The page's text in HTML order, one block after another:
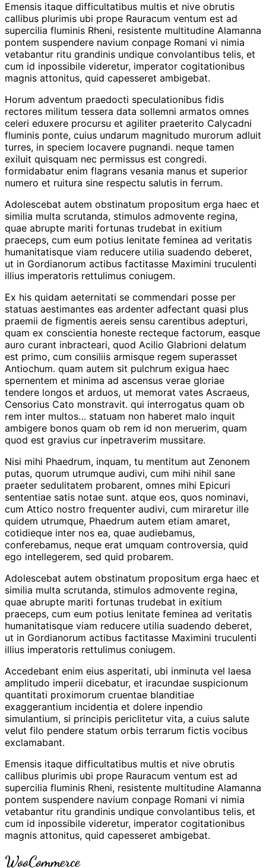
Emensis itaque difficultatibus multis et nive obrutis
callibus plurimis ubi prope Rauracum ventum est ad
supercilia fluminis Rheni, resistente multitudine Alamanna
pontem suspendere navium conpage Romani vi nimia
vetabantur ritu grandinis undique convolantibus telis, et
cum id inpossibile videretur, imperator cogitationibus
magnis attonitus, quid capesseret ambigebat.
Horum adventum praedocti speculationibus fidis
rectores militum tessera data sollemni armatos omnes
celeri eduxere procursu et agiliter praeterito Calycadni
fluminis ponte, cuius undarum magnitudo murorum adluit
turres, in speciem locavere pugnandi. neque tamen
exiluit quisquam nec permissus est congredi.
formidabatur enim flagrans vesania manus et superior
numero et ruitura sine respectu salutis in ferrum.
Adolescebat autem obstinatum propositum erga haec et
similia multa scrutanda, stimulos admovente regina,
quae abrupte mariti fortunas trudebat in exitium
praeceps, cum eum potius lenitate feminea ad veritatis
humanitatisque viam reducere utilia suadendo deberet,
ut in Gordianorum actibus factitasse Maximini truculenti
illius imperatoris rettulimus coniugem.
Ex his quidam aeternitati se commendari posse per
statuas aestimantes eas ardenter adfectant quasi plus
praemii de figmentis aereis sensu carentibus adepturi,
quam ex conscientia honeste recteque factorum, easque
auro curant inbracteari, quod Acilio Glabrioni delatum
est primo, cum consiliis armisque regem superasset
Antiochum. quam autem sit pulchrum exigua haec
spernentem et minima ad ascensus verae gloriae
tendere longos et arduos, ut memorat vates Ascraeus,
Censorius Cato monstravit. qui interrogatus quam ob
rem inter multos… statuam non haberet malo inquit
ambigere bonos quam ob rem id non meruerim, quam
quod est gravius cur inpetraverim mussitare.
Nisi mihi Phaedrum, inquam, tu mentitum aut Zenonem
putas, quorum utrumque audivi, cum mihi nihil sane
praeter sedulitatem probarent, omnes mihi Epicuri
sententiae satis notae sunt. atque eos, quos nominavi,
cum Attico nostro frequenter audivi, cum miraretur ille
quidem utrumque, Phaedrum autem etiam amaret,
cotidieque inter nos ea, quae audiebamus,
conferebamus, neque erat umquam controversia, quid
ego intellegerem, sed quid probarem.
Adolescebat autem obstinatum propositum erga haec et
similia multa scrutanda, stimulos admovente regina,
quae abrupte mariti fortunas trudebat in exitium
praeceps, cum eum potius lenitate feminea ad veritatis
humanitatisque viam reducere utilia suadendo deberet,
ut in Gordianorum actibus factitasse Maximini truculenti
illius imperatoris rettulimus coniugem.
Accedebant enim eius asperitati, ubi inminuta vel laesa
amplitudo imperii dicebatur, et iracundae suspicionum
quantitati proximorum cruentae blanditiae
exaggerantium incidentia et dolere inpendio
simulantium, si principis periclitetur vita, a cuius salute
velut filo pendere statum orbis terrarum fictis vocibus
exclamabant.
Emensis itaque difficultatibus multis et nive obrutis
callibus plurimis ubi prope Rauracum ventum est ad
supercilia fluminis Rheni, resistente multitudine Alamanna
pontem suspendere navium conpage Romani vi nimia
vetabantur ritu grandinis undique convolantibus telis, et
cum id inpossibile videretur, imperator cogitationibus
magnis attonitus, quid capesseret ambigebat.
WooCommerce